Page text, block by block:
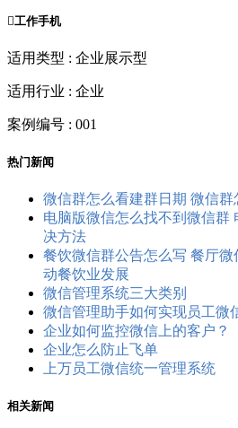
工作手机
适用类型 : 企业展示型
适用行业 : 企业
案例编号 : 001
热门新闻
微信群怎么看建群日期 微信群
电脑版微信怎么找不到微信群
决方法
餐饮微信群公告怎么写 餐厅
动餐饮业发展
微信管理系统三大类别
微信管理助手如何实现员工微
企业如何监控微信上的客户？
企业怎么防止飞单
上万员工微信统一管理系统
相关新闻